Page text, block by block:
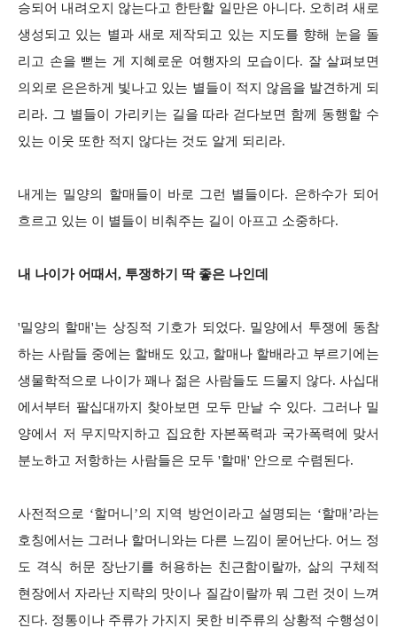
승되어 내려오지 않는다고 한탄할 일만은 아니다. 오히려 새로
생성되고 있는 별과 새로 제작되고 있는 지도를 향해 눈을 돌
리고 손을 뻗는 게 지혜로운 여행자의 모습이다. 잘 살펴보면
의외로 은은하게 빛나고 있는 별들이 적지 않음을 발견하게 되
리라. 그 별들이 가리키는 길을 따라 걷다보면 함께 동행할 수
있는 이웃 또한 적지 않다는 것도 알게 되리라.
내게는 밀양의 할매들이 바로 그런 별들이다. 은하수가 되어
흐르고 있는 이 별들이 비춰주는 길이 아프고 소중하다.
내 나이가 어때서, 투쟁하기 딱 좋은 나인데
'밀양의 할매'는 상징적 기호가 되었다. 밀양에서 투쟁에 동참
하는 사람들 중에는 할배도 있고, 할매나 할배라고 부르기에는
생물학적으로 나이가 꽤나 젊은 사람들도 드물지 않다. 사십대
에서부터 팔십대까지 찾아보면 모두 만날 수 있다. 그러나 밀
양에서 저 무지막지하고 집요한 자본폭력과 국가폭력에 맞서
분노하고 저항하는 사람들은 모두 '할매' 안으로 수렴된다.
사전적으로 ‘할머니’의 지역 방언이라고 설명되는 ‘할매’라는
호칭에서는 그러나 할머니와는 다른 느낌이 묻어난다. 어느 정
도 격식 허문 장난기를 허용하는 친근함이랄까, 삶의 구체적
현장에서 자라난 지략의 맛이나 질감이랄까 뭐 그런 것이 느껴
진다. 정통이나 주류가 가지지 못한 비주류의 상황적 수행성이